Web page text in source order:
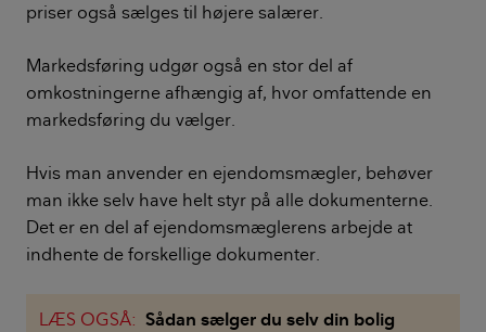
priser også sælges til højere salærer.
Markedsføring udgør også en stor del af
omkostningerne afhængig af, hvor omfattende en
markedsføring du vælger.
Hvis man anvender en ejendomsmægler, behøver
man ikke selv have helt styr på alle dokumenterne.
Det er en del af ejendomsmæglerens arbejde at
indhente de forskellige dokumenter.
LÆS OGSÅ: Sådan sælger du selv din bolig